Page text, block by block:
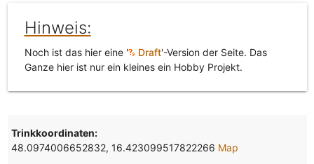
Hinweis:
Noch ist das hier eine ' Draft'-Version der Seite. Das
Ganze hier ist nur ein kleines ein Hobby Projekt.
Trinkkoordinaten:
48.0974006652832, 16.423099517822266 Map